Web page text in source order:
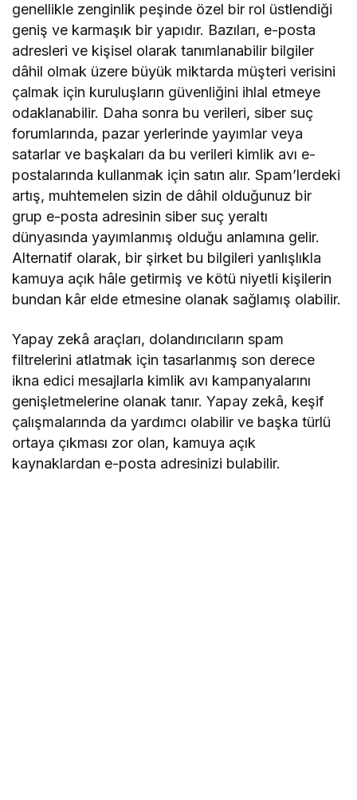
genellikle zenginlik peşinde özel bir rol üstlendiği
geniş ve karmaşık bir yapıdır. Bazıları, e-posta
adresleri ve kişisel olarak tanımlanabilir bilgiler
dâhil olmak üzere büyük miktarda müşteri verisini
çalmak için kuruluşların güvenliğini ihlal etmeye
odaklanabilir. Daha sonra bu verileri, siber suç
forumlarında, pazar yerlerinde yayımlar veya
satarlar ve başkaları da bu verileri kimlik avı e-
postalarında kullanmak için satın alır. Spam’lerdeki
artış, muhtemelen sizin de dâhil olduğunuz bir
grup e-posta adresinin siber suç yeraltı
dünyasında yayımlanmış olduğu anlamına gelir.
Alternatif olarak, bir şirket bu bilgileri yanlışlıkla
kamuya açık hâle getirmiş ve kötü niyetli kişilerin
bundan kâr elde etmesine olanak sağlamış olabilir.
Yapay zekâ araçları, dolandırıcıların spam
filtrelerini atlatmak için tasarlanmış son derece
ikna edici mesajlarla kimlik avı kampanyalarını
genişletmelerine olanak tanır. Yapay zekâ, keşif
çalışmalarında da yardımcı olabilir ve başka türlü
ortaya çıkması zor olan, kamuya açık
kaynaklardan e-posta adresinizi bulabilir.